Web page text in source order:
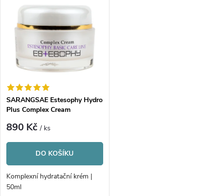
e
n
í
p
r
o
d
ý
p
s
p
r
o
SARANGSAE Estesophy Hydro
Plus Complex Cream
890 Kč/ ks
DO KOŠÍKU
Komplexní hydratační krém |
50ml